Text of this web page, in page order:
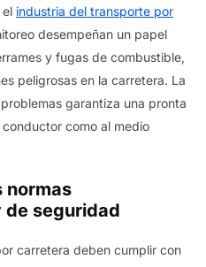
industria del transporte por
desempeñan un papel
y fugas de combustible,
peligrosas en la carretera. La
garantiza una pronta
como al medio
normas
de seguridad
carretera deben cumplir con